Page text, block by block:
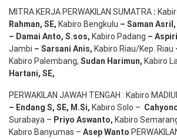
MITRA KERJA PERWAKILAN SUMATRA :
Rahman, SE, Kabiro Bengkulu – Saman Asril ,
– Damai Anto, S.sos, Kabiro Padang –
Jambi – Sarsani Anis, Kabiro Riau/Kep. Riau
Kabiro Palembang, Sudan Harimun, Kabiro
Hartani, SE,
PERWAKILAN JAWAH TENGAH : Kabiro
– Endang S, SE, M.Si, Kabiro Solo –
Surabaya – Priyo Aswanto, Kabiro
Kabiro Banyumas – AsepWanto